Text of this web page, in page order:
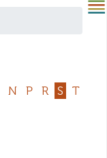
N P R S
T